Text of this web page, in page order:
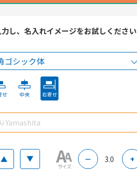
し、名入れイメージをお試しください
せ 中央 右寄せ
▲ ▲
サイズ
－ 3.0 +